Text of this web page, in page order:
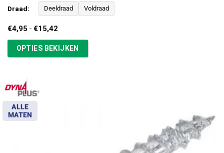
Draad: Deeldraad Voldraad
€4,95 - €15,42Prijsklasse:
tot
€15,42
OPTIES BEKIJKEN
ALLE
MATEN